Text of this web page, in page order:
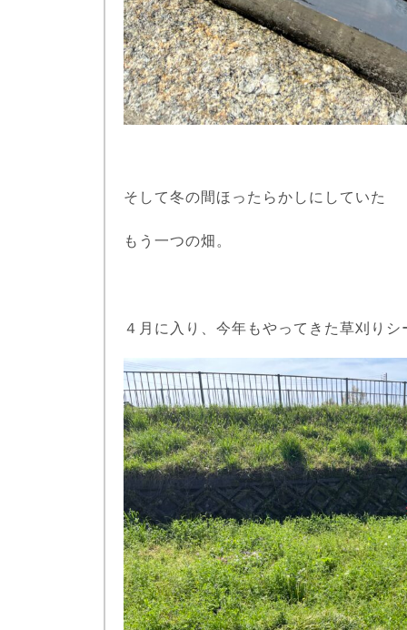
そして冬の間ほったらかしにしていた
もう一つの畑。
４月に入り、今年もやってきた草刈りシ